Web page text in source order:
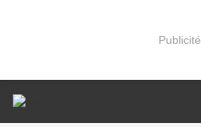
Publicité